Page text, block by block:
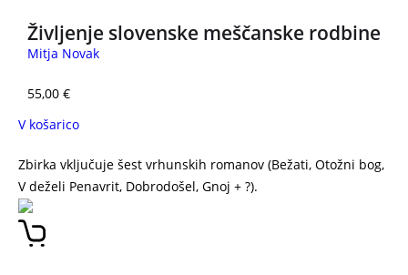
Življenje slovenske meščanske rodbine
Mitja Novak
55,00 €
V košarico
Zbirka vključuje šest vrhunskih romanov (Bežati, Otožni bog,
V deželi Penavrit, Dobrodošel, Gnoj + ?).